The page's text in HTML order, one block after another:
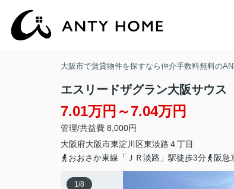
大阪市で賃貸物件を探すなら仲介手数料無料の
エスリードザグラン大阪サウ
7.01万円～7.04万円
管理/共益費 8,000円
大阪府大阪市東淀川区東淡路 ４丁目
おおさか東線「ＪＲ淡路」駅徒歩3分
阪急
1/8